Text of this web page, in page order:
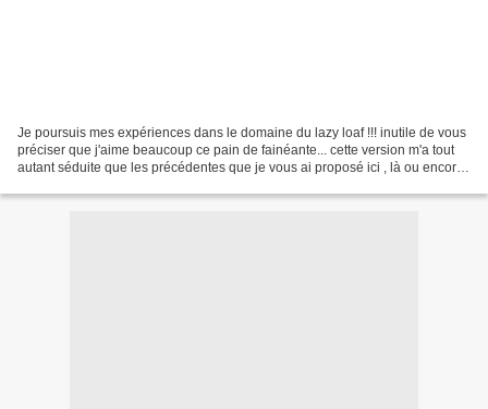
Je poursuis mes expériences dans le domaine du lazy loaf !!! inutile de vous
préciser que j'aime beaucoup ce pain de fainéante... cette version m'a tout
autant séduite que les précédentes que je vous ai proposé ici , là ou encore